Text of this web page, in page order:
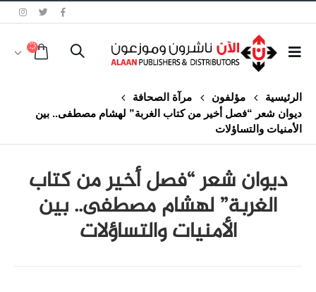
الرئيسية مؤلفون
مرآة الصحافة
ديوان شعر “فصل أخير من كتاب الغربة” لهشام مصطفى.. بين
الأمنيات والتساؤلات
ديوان شعر “فصل أخير من كتاب
الغربة” لهشام مصطفى.. بين
الأمنيات والتساؤلات